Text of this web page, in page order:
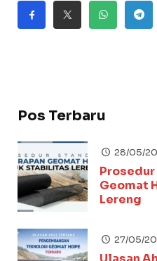
Pos Terbaru
28/05/
Prosedur
Geomat
Lereng
27/05/